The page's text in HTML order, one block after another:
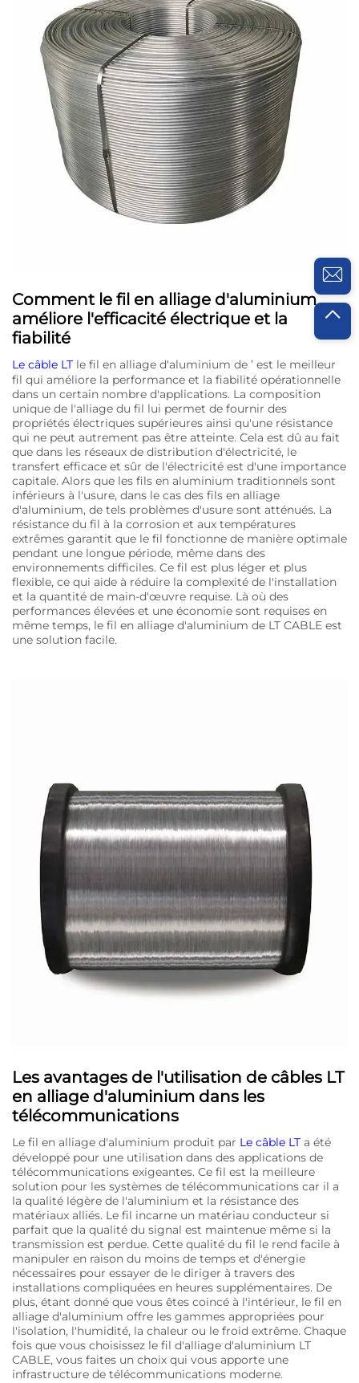
Comment le fil en alliage d'aluminium
améliore l'efficacité électrique et la
fiabilité
Le câble LT le fil en alliage d'aluminium de ’ est le meilleur
fil qui améliore la performance et la fiabilité opérationnelle
dans un certain nombre d'applications. La composition
unique de l'alliage du fil lui permet de fournir des
propriétés électriques supérieures ainsi qu'une résistance
qui ne peut autrement pas être atteinte. Cela est dû au fait
que dans les réseaux de distribution d'électricité, le
transfert efficace et sûr de l'électricité est d'une importance
capitale. Alors que les fils en aluminium traditionnels sont
inférieurs à l'usure, dans le cas des fils en alliage
d'aluminium, de tels problèmes d'usure sont atténués. La
résistance du fil à la corrosion et aux températures
extrêmes garantit que le fil fonctionne de manière optimale
pendant une longue période, même dans des
environnements difficiles. Ce fil est plus léger et plus
flexible, ce qui aide à réduire la complexité de l'installation
et la quantité de main-d'œuvre requise. Là où des
performances élevées et une économie sont requises en
même temps, le fil en alliage d'aluminium de LT CABLE est
une solution facile.
Les avantages de l'utilisation de câbles LT
en alliage d'aluminium dans les
télécommunications
Le fil en alliage d'aluminium produit par Le câble LT a été
développé pour une utilisation dans des applications de
télécommunications exigeantes. Ce fil est la meilleure
solution pour les systèmes de télécommunications car il a
la qualité légère de l'aluminium et la résistance des
matériaux alliés. Le fil incarne un matériau conducteur si
parfait que la qualité du signal est maintenue même si la
transmission est perdue. Cette qualité du fil le rend facile à
manipuler en raison du moins de temps et d'énergie
nécessaires pour essayer de le diriger à travers des
installations compliquées en heures supplémentaires. De
plus, étant donné que vous êtes coincé à l'intérieur, le fil en
alliage d'aluminium offre les gammes appropriées pour
l'isolation, l'humidité, la chaleur ou le froid extrême. Chaque
fois que vous choisissez le fil d'alliage d'aluminium LT
CABLE, vous faites un choix qui vous apporte une
infrastructure de télécommunications moderne.